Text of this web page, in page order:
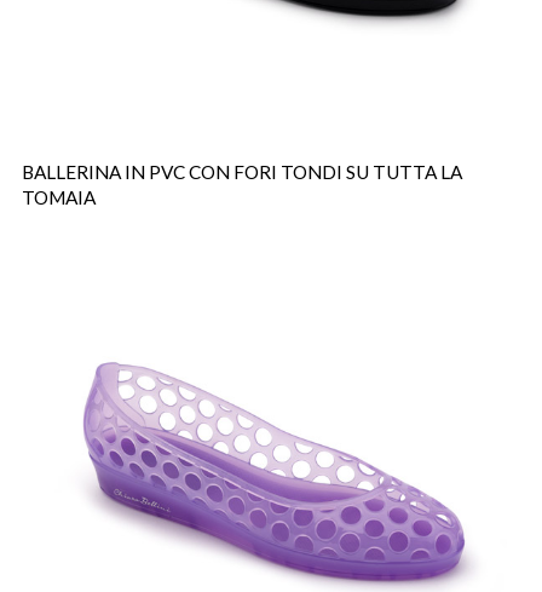
BALLERINA IN PVC CON FORI TONDI SU TUTTA LA
TOMAIA